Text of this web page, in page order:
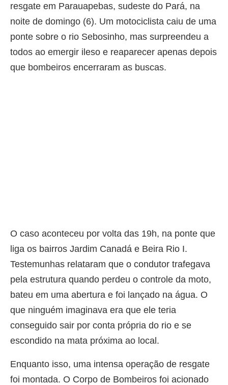
resgate em Parauapebas, sudeste do Pará, na
noite de domingo (6). Um motociclista caiu de uma
ponte sobre o rio Sebosinho, mas surpreendeu a
todos ao emergir ileso e reaparecer apenas depois
que bombeiros encerraram as buscas.
O caso aconteceu por volta das 19h, na ponte que
liga os bairros Jardim Canadá e Beira Rio I.
Testemunhas relataram que o condutor trafegava
pela estrutura quando perdeu o controle da moto,
bateu em uma abertura e foi lançado na água. O
que ninguém imaginava era que ele teria
conseguido sair por conta própria do rio e se
escondido na mata próxima ao local.
Enquanto isso, uma intensa operação de resgate
foi montada. O Corpo de Bombeiros foi acionado